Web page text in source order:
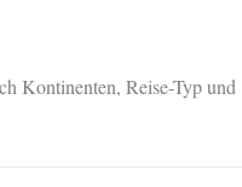
Kontinenten, Reise-Typ und